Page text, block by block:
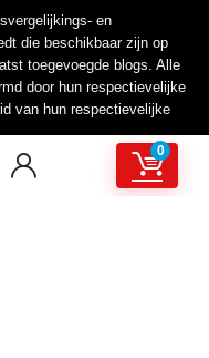
0
en
die beschikbaar zijn op
toegevoegde blogs. Alle
door hun respectievelijke
van hun respectievelijke